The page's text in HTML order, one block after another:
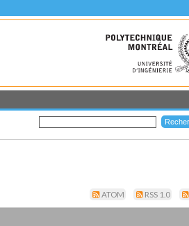
ATOM RSS 1.0